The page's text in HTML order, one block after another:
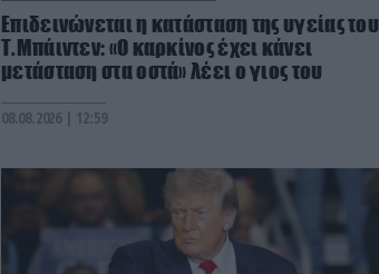
Επιδεινώνεται η κατάσταση της υγείας του
Τ.Μπάιντεν: «Ο καρκίνος έχει κάνει
μετάσταση στα οστά» λέει ο γιος του
08.08.2026 | 12:59